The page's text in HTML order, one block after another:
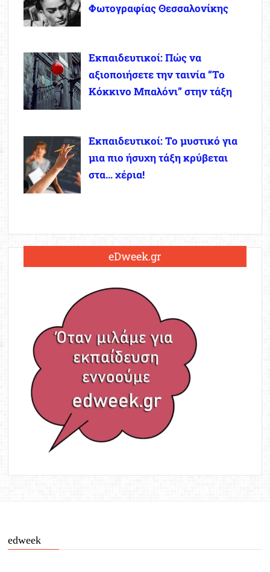
Φωτογραφίας Θεσσαλονίκης
Εκπαιδευτικοί: Πώς να
αξιοποιήσετε την ταινία “Το
Κόκκινο Μπαλόνι” στην τάξη
Εκπαιδευτικοί: Το μυστικό για
μια πιο ήσυχη τάξη κρύβεται
στα… χέρια!
eDweek.gr
edweek